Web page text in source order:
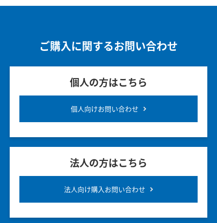
ご購入に関するお問い合わせ
個人の方はこちら
個人向けお問い合わせ
法人の方はこちら
法人向け購入お問い合わせ